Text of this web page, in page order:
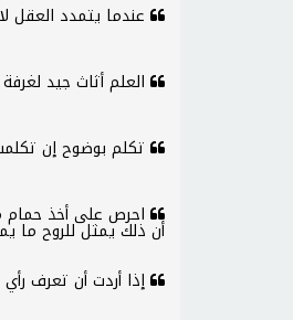
عندما يتمدد العقل
العلم أثاث جيد
تكلم بوضوح إن
احرص على أخذ
أن ذلك يمثل للروح ما
إذا أردت أن تعرف